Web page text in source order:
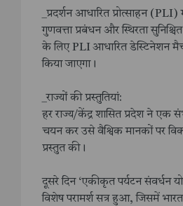
_प्रदर्शन आधारित प्रोत्साहन
गुणवत्ता प्रबंधन और स्थिरता
के लिए PLI आधारित डेस्टिनेशन
किया जाएगा।
_राज्यों की प्रस्तुतियां:
हर राज्य/केंद्र शासित प्रदेश ने एक
चयन कर उसे वैश्विक मानकों पर
प्रस्तुत की।
दूसरे दिन ‘एकीकृत पर्यटन संवर्धन
विशेष परामर्श सत्र हुआ, जिसमें